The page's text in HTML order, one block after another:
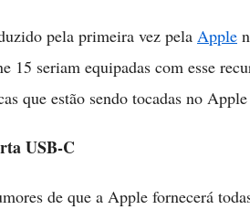
pela primeira vez pela Apple
15 seriam equipadas com esse
que estão sendo tocadas no
USB-C
de que a Apple fornecerá